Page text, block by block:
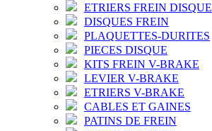
ETRIERS FREIN DISQUE
DISQUES FREIN
PLAQUETTES-DURITES
PIECES DISQUE
KITS FREIN V-BRAKE
LEVIER V-BRAKE
ETRIERS V-BRAKE
CABLES ET GAINES
PATINS DE FREIN